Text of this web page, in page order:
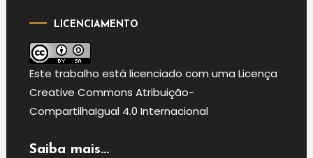
LICENCIAMENTO
Este trabalho está licenciado com uma Licença
Creative Commons Atribuição-
CompartilhaIgual 4.0 Internacional
Saiba mais...